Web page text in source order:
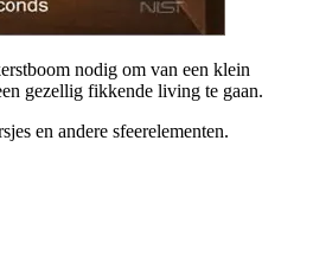
nodig om van een klein
gezellig fikkende living te gaan.
en andere sfeerelementen.